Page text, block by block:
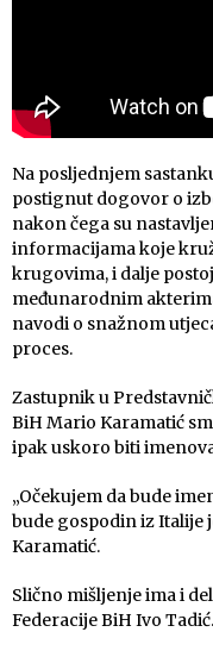
Na posljednjem
postignut dogovor o
nakon čega su
informacijama koje
krugovima, i dalje
međunarodnim
navodi o snažnom
proces.
Zastupnik u
BiH Mario Karamatić
ipak uskoro biti
„Očekujem da bude
bude gospodin iz Italije
Karamatić.
Slično mišljenje ima i
Federacije BiH Ivo Tadić.